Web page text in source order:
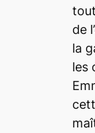
de
la
les